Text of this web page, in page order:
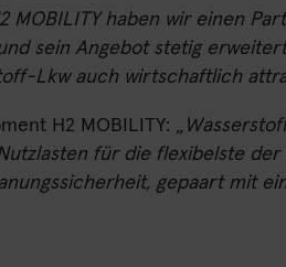
MOBILITY haben wir einen
sein Angebot stetig
Lkw auch wirtschaftlich
H2 MOBILITY: „
für die flexibelste
gepaart mit